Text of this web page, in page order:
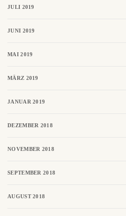
JULI 2019
JUNI 2019
MAI 2019
MÄRZ 2019
JANUAR 2019
DEZEMBER 2018
NOVEMBER 2018
SEPTEMBER 2018
AUGUST 2018